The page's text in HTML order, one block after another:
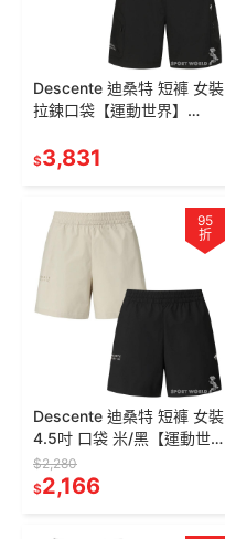
Descente 迪桑特 短褲 女裝
拉鍊口袋【運動世界】
BEIG/SR122PHP22-BLK0
$3,831
95
折
Descente 迪桑特 短褲 女裝
4.5吋 口袋 米/黑【運動世
界】SR122PHP21-
BEIG/BLK0
$2,280
$2,166